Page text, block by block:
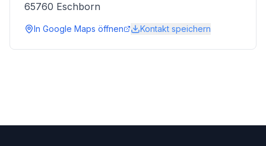
65760 Eschborn
In Google Maps öffnen Kontakt speichern